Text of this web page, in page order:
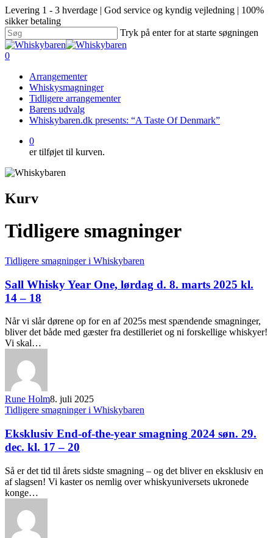
Levering 1 - 3 hverdage | God service og kyndig vejledning | 100%
sikker betaling
Tryk på enter for at starte søgningen
0
Arrangementer
Whiskysmagninger
Tidligere arrangementer
Barens udvalg
Whiskybaren.dk presents: “A Taste Of Denmark”
0
er tilføjet til kurven.
Kurv
Tidligere smagninger
Tidligere smagninger i Whiskybaren
Sall Whisky Year One, lørdag d. 8. marts 2025 kl.
14 – 18
Når vi slår dørene op for en af 2025s mest spændende smagninger,
bliver det både med gæster fra destilleriet og ni forskellige whiskyer!
Vi skal…
Rune Holm8. juli 2025
Tidligere smagninger i Whiskybaren
Eksklusiv End-of-the-year smagning 2024 søn. 29.
dec. kl. 17 – 20
Så er det tid til årets sidste smagning – og det bliver en eksklusiv en
af slagsen! Vi kaster os nemlig over whiskyuniversets ukronede
konge…